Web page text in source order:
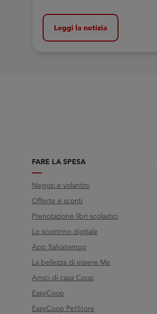
Leggi la notizia
FARE LA SPESA
Negozi e volantini
Offerte e sconti
Prenotazione libri scolastici
Lo scontrino digitale
App Salvatempo
La bellezza di essere Me
Amici di casa Coop
EasyCoop
EasyCoop PetStore